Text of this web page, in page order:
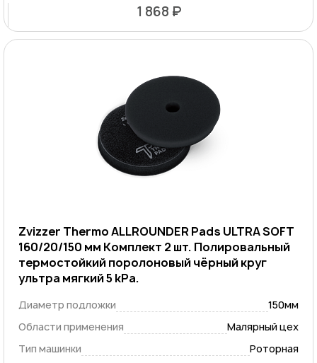
1 868 ₽
Zvizzer Thermo ALLROUNDER Pads ULTRA SOFT
160/20/150 мм Комплект 2 шт. Полировальный
термостойкий поролоновый чёрный круг
ультра мягкий 5 kPa.
Диаметр подложки
150мм
Области применения
Малярный цех
Тип машинки
Роторная